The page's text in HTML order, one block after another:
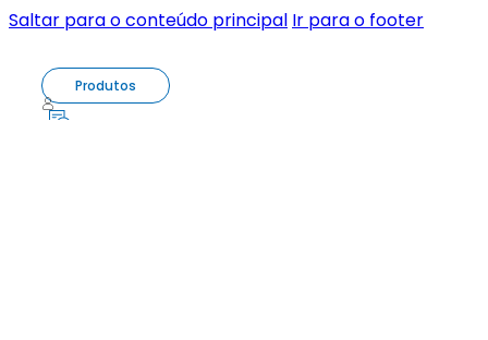
Saltar para o conteúdo principal Ir para o footer
Produtos